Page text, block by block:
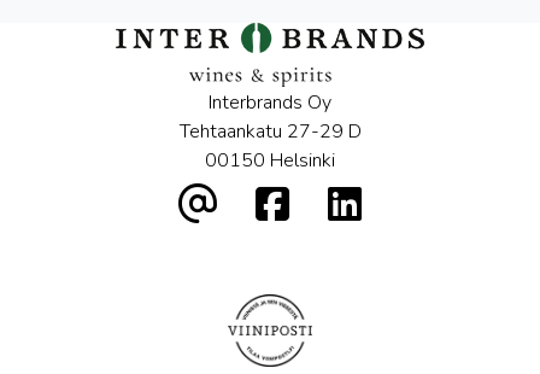
Interbrands Oy
Tehtaankatu 27-29 D
00150 Helsinki